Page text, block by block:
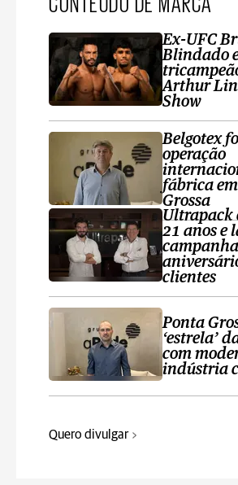
Ex-UFC
Blindado
Arthur
Show
Belgotex
operação
fábrica
Grossa
Ultrapack
21 anos e
clientes
Ponta
‘estrela’
com
indústria
Quero divulgar